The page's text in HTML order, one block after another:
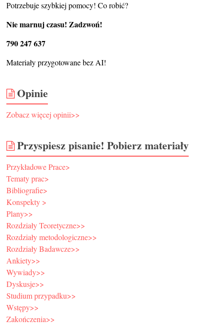
Potrzebuje szybkiej pomocy! Co robić?
Nie marnuj czasu! Zadzwoń!
790 247 637
Materiały przygotowane bez AI!
Opinie
Zobacz więcej opinii>>
Przyspiesz pisanie! Pobierz materiały
Przykładowe Prace>
Tematy prac>
Bibliografie>
Konspekty >
Plany>>
Rozdziały Teoretyczne>>
Rozdziały metodologiczne>>
Rozdziały Badawcze>>
Ankiety>>
Wywiady>>
Dyskusje>>
Studium przypadku>>
Wstępy>>
Zakończenia>>